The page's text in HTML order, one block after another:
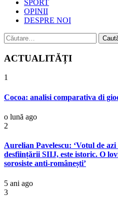
SPORT
OPINII
DESPRE NOI
Caută
după:
ACTUALITĂȚI
1
Cocoa: analisi comparativa di
o lună ago
2
Aurelian Pavelescu: ‘Votul de
desființării SIIJ, este istoric. O
sorosiste anti-românești’
5 ani ago
3